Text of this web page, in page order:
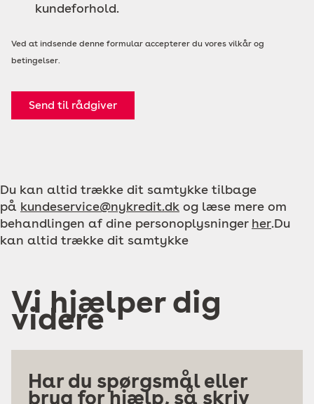
kundeforhold.
Ved at indsende denne formular accepterer du vores vilkår og
betingelser.
Send til rådgiver
Du kan altid trække dit samtykke tilbage
på kundeservice@nykredit.dk og læse mere om
behandlingen af dine personoplysninger her.Du
kan altid trække dit samtykke
Vi hjælper dig
videre
Har du spørgsmål eller
brug for hjælp, så skriv